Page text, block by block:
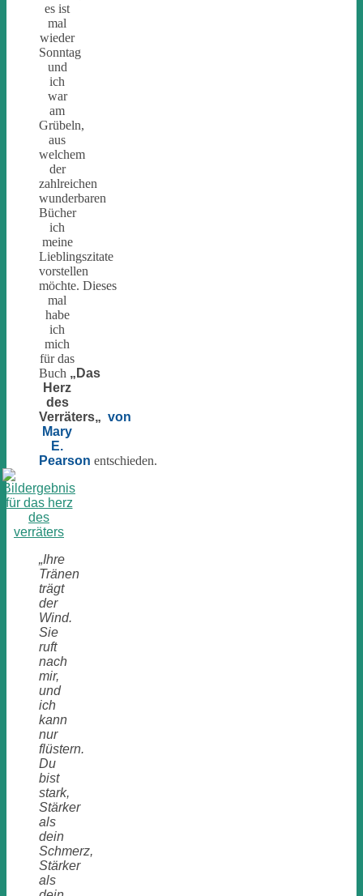
es ist
mal
wieder
Sonntag
und
ich
war
am
Grübeln,
aus
welchem
der
zahlreichen
wunderbaren
Bücher
ich
meine
Lieblingszitate
vorstellen
möchte. Dieses
mal
habe
ich
mich
für das
Buch „ Das
Herz
des
Verräters„ von
Mary
E.
Pearson entschieden.
„Ihre
Tränen
trägt
der
Wind.
Sie
ruft
nach
mir,
und
ich
kann
nur
flüstern.
Du
bist
stark,
Stärker
als
dein
Schmerz,
Stärker
als